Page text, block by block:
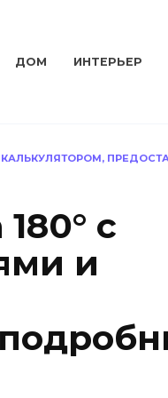
ДОМ ИНТЕРЬЕР
КАЛЬКУЛЯТОРОМ,
с
и